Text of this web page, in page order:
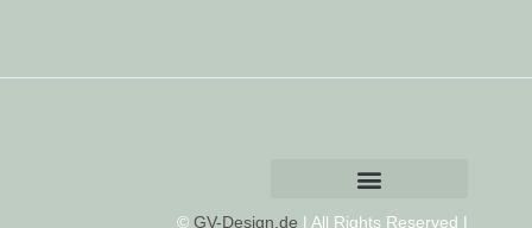
©GV-Design.de | All Rights Reserved |